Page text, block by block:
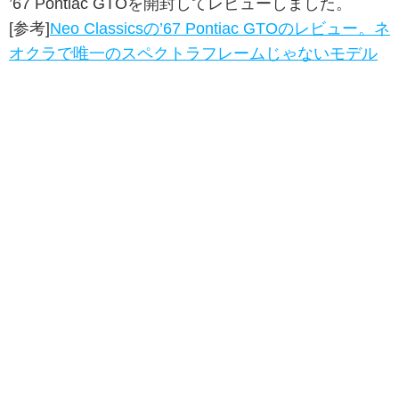
’67 Pontiac GTOを開封してレビューしました。
[参考]Neo Classicsの’67 Pontiac GTOのレビュー。ネ
オクラで唯一のスペクトラフレームじゃないモデル